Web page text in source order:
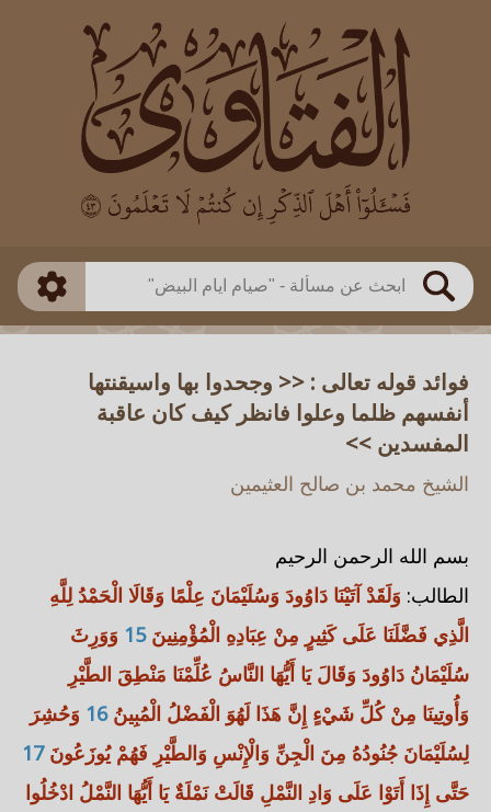
بحث
العالم
بن باز
بن العثيمين
اللجنة الدائمة
طريقة البحث
ذكي
فوائد قوله تعالى : << وجحدوا بها واسيقنتها
أنفسهم ظلما وعلوا فانظر كيف كان عاقبة
المفسدين >>
الشيخ محمد بن صالح العثيمين
بسم الله الرحمن الرحيم
الطالب: وَلَقَدْ آتَيْنَا دَاوُودَ وَسُلَيْمَانَ عِلْمًا وَقَالَا الْحَمْدُ لِلَّهِ
الَّذِي فَضَّلَنَا عَلَى كَثِيرٍ مِنْ عِبَادِهِ الْمُؤْمِنِينَ15 وَوَرِثَ
سُلَيْمَانُ دَاوُودَ وَقَالَ يَا أَيُّهَا النَّاسُ عُلِّمْنَا مَنْطِقَ الطَّيْرِ
وَأُوتِينَا مِنْ كُلِّ شَيْءٍ إِنَّ هَذَا لَهُوَ الْفَضْلُ الْمُبِينُ16 وَحُشِرَ
لِسُلَيْمَانَ جُنُودُهُ مِنَ الْجِنِّ وَالْإِنْسِ وَالطَّيْرِ فَهُمْ يُوزَعُونَ17
حَتَّى إِذَا أَتَوْا عَلَى وَادِ النَّمْلِ قَالَتْ نَمْلَةٌ يَا أَيُّهَا النَّمْلُ ادْخُلُوا